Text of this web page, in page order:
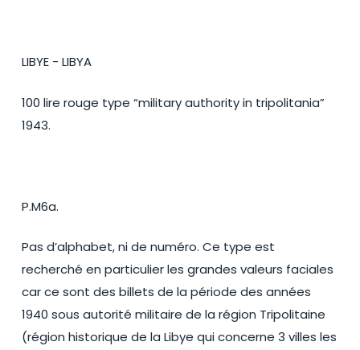
LIBYE - LIBYA
100 lire rouge type “military authority in tripolitania”
1943.
P.M6a.
Pas d’alphabet, ni de numéro. Ce type est
recherché en particulier les grandes valeurs faciales
car ce sont des billets de la période des années
1940 sous autorité militaire de la région Tripolitaine
(région historique de la Libye qui concerne 3 villes les